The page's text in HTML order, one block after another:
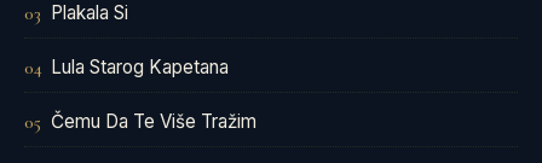
03 Plakala Si
04 Lula Starog Kapetana
05 Čemu Da Te Više Tražim